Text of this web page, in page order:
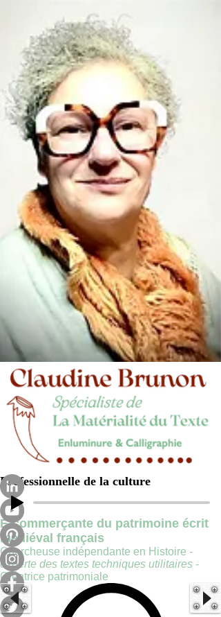
Professionnelle de la culture
E-commerçante du patrimoine écrit
médiéval français
Chercheuse indépendante en Histoire -
experte des textes techniques utilitaires -
Créatrice patrimoniale